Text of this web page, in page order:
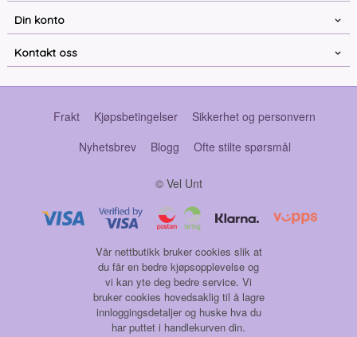
Din konto
Kontakt oss
Frakt Kjøpsbetingelser
Sikkerhet og personvern
Nyhetsbrev
Blogg Ofte stilte spørsmål
© Vel Unt
Vår nettbutikk bruker cookies slik at
du får en bedre kjøpsopplevelse og
vi kan yte deg bedre service. Vi
bruker cookies hovedsaklig til å lagre
innloggingsdetaljer og huske hva du
har puttet i handlekurven din.